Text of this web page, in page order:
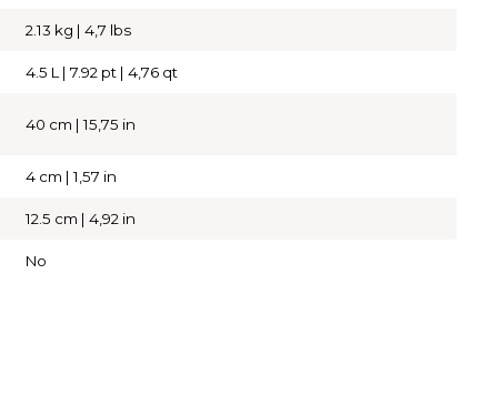
2.13 kg | 4,7 lbs
4.5 L | 7.92 pt | 4,76 qt
40 cm | 15,75 in
4 cm | 1,57 in
12.5 cm | 4,92 in
No